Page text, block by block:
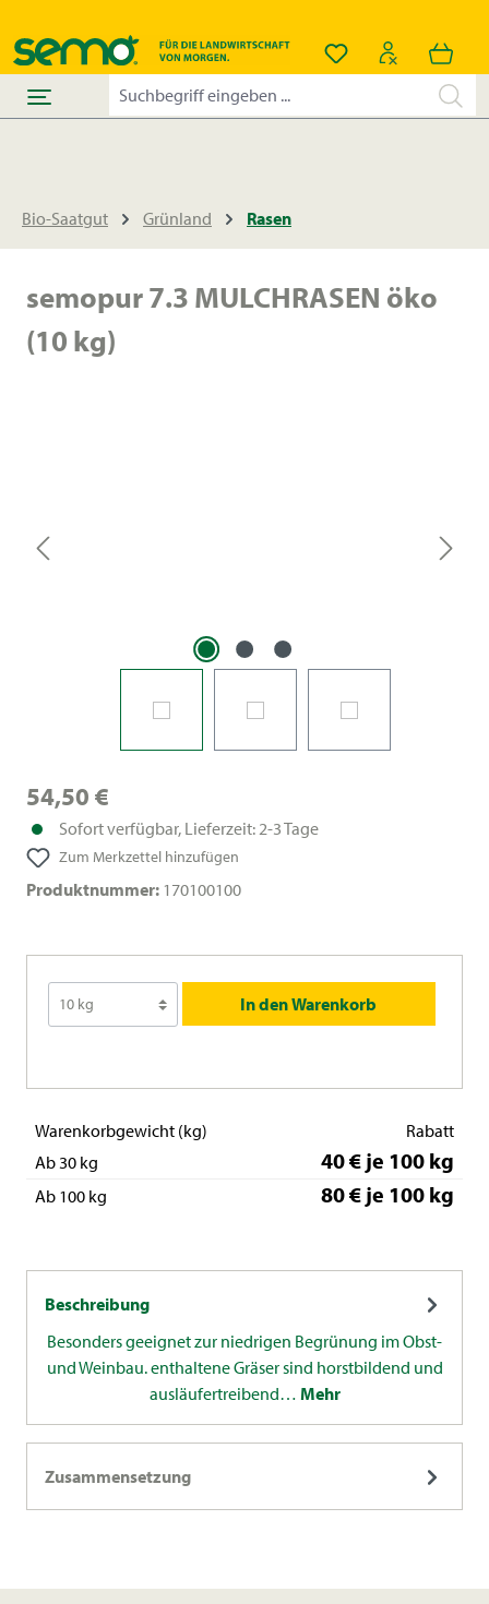
Du hast 0
Bio-Saatgut Grünland Rasen
semopur 7.3 MULCHRASEN öko
(10 kg)
54,50 €
Sofort verfügbar, Lieferzeit: 2-3 Tage
Zum Merkzettel hinzufügen
Produktnummer: 170100100
In den Warenkorb
Warenkorbgewicht (kg)
Rabatt
Ab 30 kg
40 € je 100 kg
Ab 100 kg 80 € je 100 kg
Beschreibung
Besonders geeignet zur niedrigen Begrünung im Obst-
und Weinbau. enthaltene Gräser sind horstbildend und
ausläufertreibend… Mehr
Zusammensetzung